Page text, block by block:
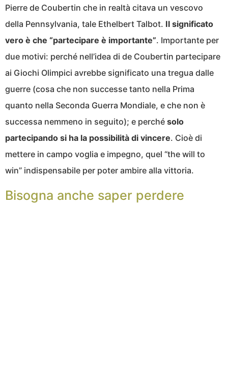
Pierre de Coubertin che in realtà citava un vescovo
della Pennsylvania, tale Ethelbert Talbot. Il significato
vero è che “partecipare è importante”. Importante per
due motivi: perché nell’idea di de Coubertin partecipare
ai Giochi Olimpici avrebbe significato una tregua dalle
guerre (cosa che non successe tanto nella Prima
quanto nella Seconda Guerra Mondiale, e che non è
successa nemmeno in seguito); e perché solo
partecipando si ha la possibilità di vincere. Cioè di
mettere in campo voglia e impegno, quel “the will to
win” indispensabile per poter ambire alla vittoria.
Bisogna anche saper perdere